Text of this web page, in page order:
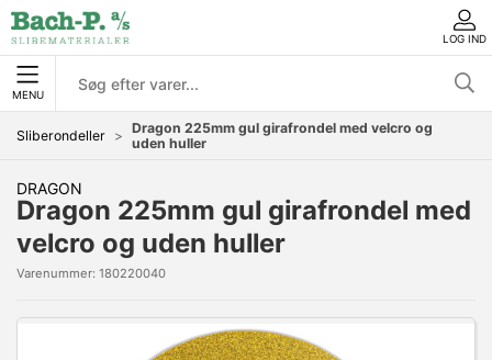
LOG IND
MENU
Sliberondeller
Dragon 225mm gul girafrondel med velcro og
uden huller
DRAGON
Dragon 225mm gul girafrondel med
velcro og uden huller
Varenummer: 180220040